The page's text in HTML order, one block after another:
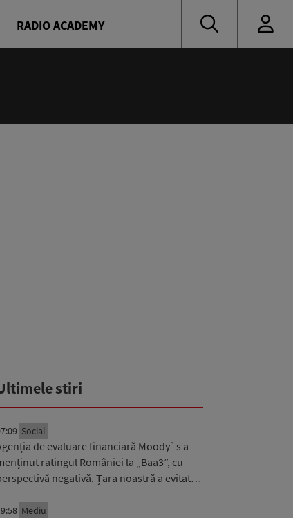
RADIO ACADEMY
stiri
Social
de evaluare financiară Moody`s a
ratingul României la „Baa3”, cu
negativă. Țara noastră a evitat…
Mediu